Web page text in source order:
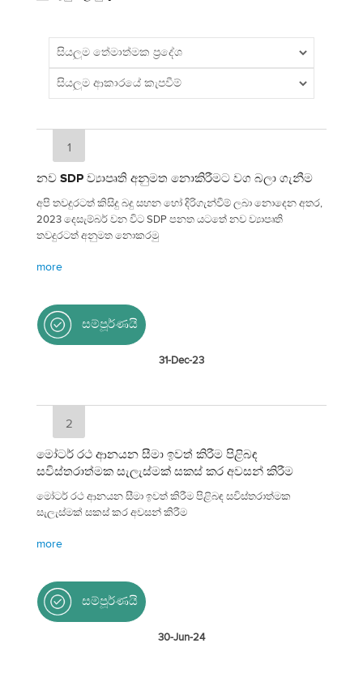
1
නව SDP ව්‍යාපෘති අනුමත නොකිරීමට වග බලා ගැනීම
අපි තවදුරටත් කිසිදු බදු සහන හෝ දිරිගැන්වීම් ලබා නොදෙන අතර,
2023 දෙසැම්බර් වන විට SDP පනත යටතේ නව ව්‍යාපෘති
තවදුරටත් අනුමත නොකරමු
more
සම්පූර්ණයි
31-Dec-23
2
මෝටර් රථ ආනයන සීමා ඉවත් කිරීම පිළිබඳ
සවිස්තරාත්මක සැලැස්මක් සකස් කර අවසන් කිරීම
මෝටර් රථ ආනයන සීමා ඉවත් කිරීම පිළිබඳ සවිස්තරාත්මක
සැලැස්මක් සකස් කර අවසන් කිරීම
more
සම්පූර්ණයි
30-Jun-24